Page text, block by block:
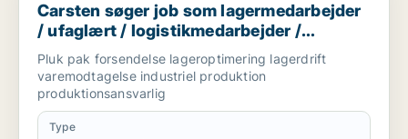
Carsten søger job som lagermedarbejder
/ ufaglært / logistikmedarbejder /
kundeservicemedarbejder /
kvalitetskoordinator
Pluk pak forsendelse lageroptimering lagerdrift
varemodtagelse industriel produktion
produktionsansvarlig
Type